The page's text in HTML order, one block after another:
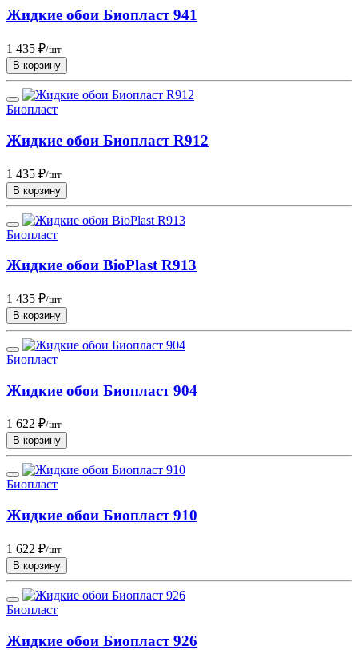
Жидкие обои Биопласт 941
1 435 ₽/шт
В корзину
Биопласт
Жидкие обои Биопласт R912
1 435 ₽/шт
В корзину
Биопласт
Жидкие обои BioPlast R913
1 435 ₽/шт
В корзину
Биопласт
Жидкие обои Биопласт 904
1 622 ₽/шт
В корзину
Биопласт
Жидкие обои Биопласт 910
1 622 ₽/шт
В корзину
Биопласт
Жидкие обои Биопласт 926